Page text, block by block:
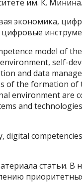
им. К. Минина.
экономика,
цифровые
model of
self-
and data
of the formation of
environment are
and
digital
статьи. В